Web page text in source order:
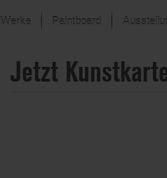
Werke
Der letzte Monat im Fokus
Alle Fokus-Werke
Paintboard
Jetzt